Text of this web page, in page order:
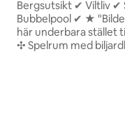
Grill
Bergsutsikt ✔ Viltliv ✔ Stjärnskådning ✔
Bubbelpool ✔ ★ "Bilderna gör inte det
här underbara stället
✣ Spelrum med